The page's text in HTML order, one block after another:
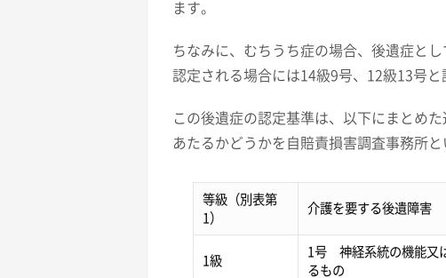
ます。
ちなみに、むちうち症の場合、後遺症と
認定される場合には14級9号、12級13号と
この後遺症の認定基準は、以下にまとめ
あたるかどうかを自賠責損害調査事務所
等級（別表第
1）
介護を要する後遺障害
1級
1号 神経系統の機能又
るもの